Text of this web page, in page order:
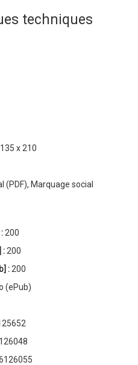
techniques
135 x 210
(PDF), Marquage social
: 200
: 200
: 200
(ePub)